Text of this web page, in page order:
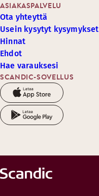
SCANDIC-SOVELLUS
ASIAKASPALVELU
Ota yhteyttä
Usein kysytyt kysymykset
Hinnat
Ehdot
Hae varauksesi